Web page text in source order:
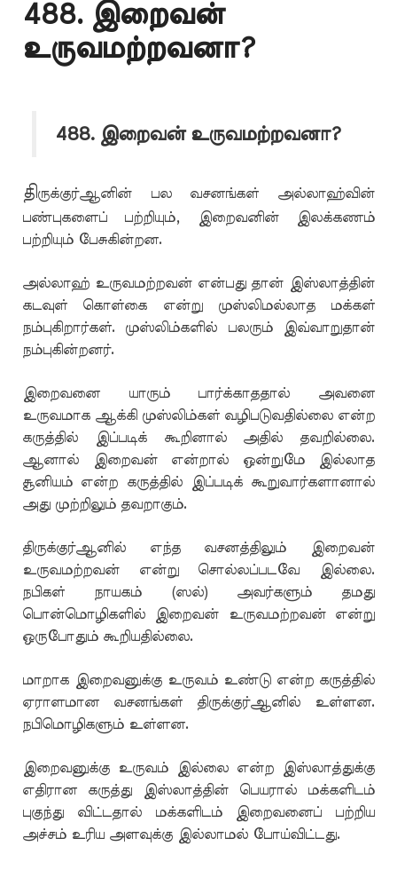
488. இறைவன்
உருவமற்றவனா?
488. இறைவன் உருவமற்றவனா?
தி ருக்குர்ஆனின் பல வசனங்கள் அல்லாஹ்வின்
பண்புகளைப் பற்றியும், இறைவனின் இலக்கணம்
பற்றியும் பேசுகின்றன.
அல்லாஹ் உருவமற்றவன் என்பது தான் இஸ்லாத்தின்
கடவுள் கொள்கை என்று முஸ்லிமல்லாத மக்கள்
நம்புகிறார்கள். முஸ்லிம்களில் பலரும் இவ்வாறுதான்
நம்புகின்றனர்.
இறைவனை யாரும் பார்க்காததால் அவனை
உருவமாக ஆக்கி முஸ்லிம்கள் வழிபடுவதில்லை என்ற
கருத்தில் இப்படிக் கூறினால் அதில் தவறில்லை.
ஆனால் இறைவன் என்றால் ஒன்றுமே இல்லாத
சூனியம் என்ற கருத்தில் இப்படிக் கூறுவார்களானால்
அது முற்றிலும் தவறாகும்.
திருக்குர்ஆனில் எந்த வசனத்திலும் இறைவன்
உருவமற்றவன் என்று சொல்லப்படவே இல்லை.
நபிகள் நாயகம் (ஸல்) அவர்களும் தமது
பொன்மொழிகளில் இறைவன் உருவமற்றவன் என்று
ஒருபோதும் கூறியதில்லை.
மாறாக இறைவனுக்கு உருவம் உண்டு என்ற கருத்தில்
ஏராளமான வசனங்கள் திருக்குர்ஆனில் உள்ளன.
நபிமொழிகளும் உள்ளன.
இறைவனுக்கு உருவம் இல்லை என்ற இஸ்லாத்துக்கு
எதிரான கருத்து இஸ்லாத்தின் பெயரால் மக்களிடம்
புகுந்து விட்டதால் மக்களிடம் இறைவனைப் பற்றிய
அச்சம் உரிய அளவுக்கு இல்லாமல் போய்விட்டது.